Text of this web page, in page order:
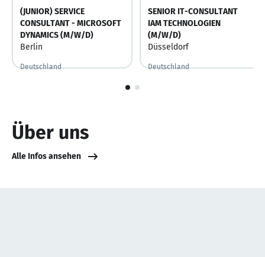
(JUNIOR) SERVICE
CONSULTANT - MICROSOFT
DYNAMICS (M/W/D)
Berlin
Deutschland
SENIOR IT-CONSULTANT
IAM TECHNOLOGIEN
(M/W/D)
Düsseldorf
Deutschland
Über uns
Alle Infos ansehen